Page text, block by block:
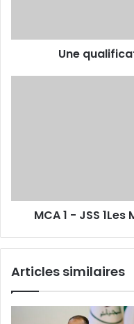
Une
MCA 1 - JSS
Articles similaires